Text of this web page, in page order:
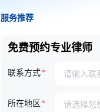
服务推荐
免费预约专业律师
联系方式
所在地区